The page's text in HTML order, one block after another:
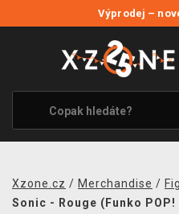
Výprodej –
VÝPRODEJ
VIDEOHRY
XZONE ORIGINALS
TÉMATIKY
MERCHANDISE
Xzone.cz / Merchandise /
Sonic - Rouge (Funko POP!